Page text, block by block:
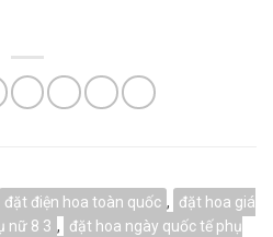
đặt điện hoa toàn quốc ,
đặt hoa giá
nữ 8 3 ,
đặt hoa ngày quốc tế phụ